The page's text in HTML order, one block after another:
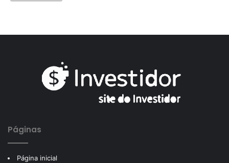
Páginas
Página inicial